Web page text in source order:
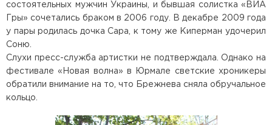
состоятельных мужчин Украины, и бывшая солистка «ВИА
Гры» сочетались браком в 2006 году. В декабре 2009 года
у пары родилась дочка Сара, к тому же Киперман удочерил
Соню.
Слухи пресс-служба артистки не подтверждала. Однако на
фестивале «Новая волна» в Юрмале светские хроникеры
обратили внимание на то, что Брежнева сняла обручальное
кольцо.